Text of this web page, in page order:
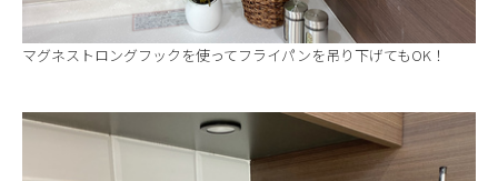
マグネストロングフックを使ってフライパンを吊り下げてもOK！